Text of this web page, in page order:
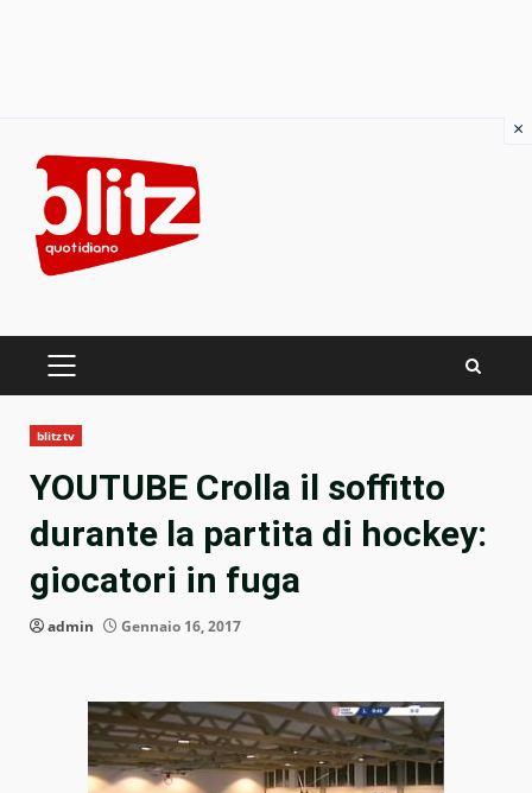
content
PRIMARY
blitztv
YOUTUBE Crolla il soffitto
durante la partita di hockey:
giocatori in fuga
admin Gennaio 16, 2017
×